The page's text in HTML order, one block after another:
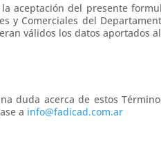
aceptación del presente
y Comerciales del
válidos los datos aportados
duda acerca de estos
a info@fadicad.com.ar